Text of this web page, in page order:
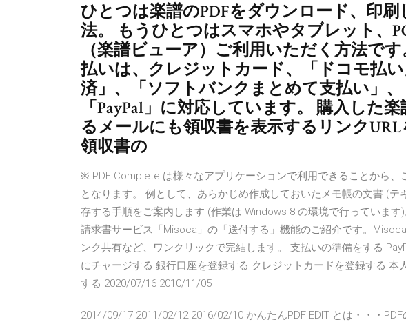
ひとつは楽譜のPDFをダウンロード、印
法。 もうひとつはスマホやタブレット、
（楽譜ビューア）ご利用いただく方法で
払いは、クレジットカード、「ドコモ払
済」、「ソフトバンクまとめて支払い」、
「PayPal」に対応しています。 購入した
るメールにも領収書を表示するリンクURL
領収書の
※ PDF Complete は様々なアプリケーションで利用できることから、
となります。 例として、あらかじめ作成しておいたメモ帳の文書 (テ
存する手順をご案内します (作業は Windows 8 の環境で行っています
請求書サービス「Misoca」の「送付する」機能のご紹介です。
ンク共有など、ワンクリックで完結します。 支払いの準備をする
にチャージする 銀行口座を登録する クレジットカードを登録する 本
する 2020/07/16 2010/11/05
2014/09/17 2011/02/12 2016/02/10 かんたんPDF EDIT とは・・・